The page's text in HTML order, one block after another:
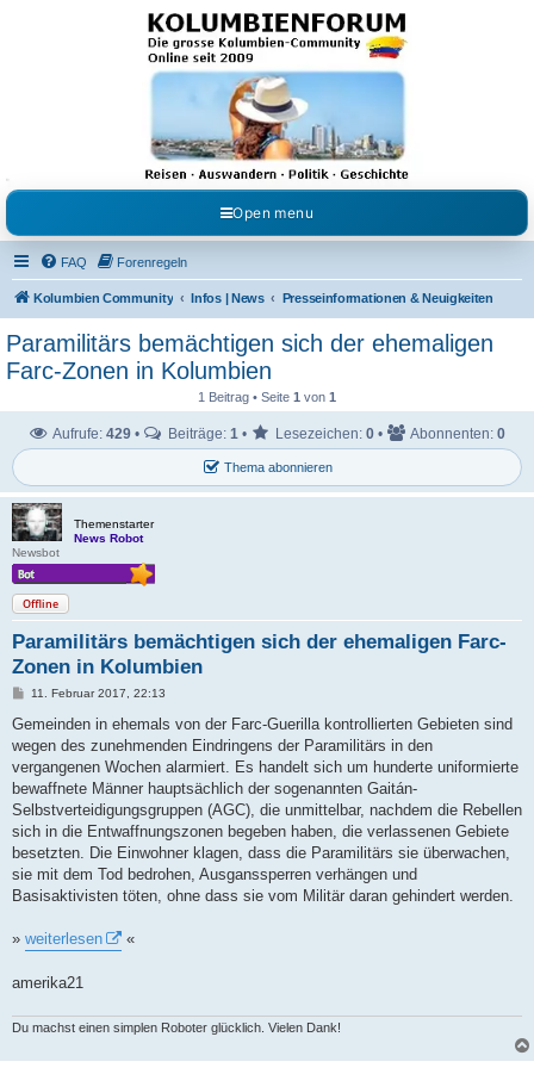
Kolumbienforum - Das
grosse Forum der
Freunde Kolumbiens
Reisen, Auswandern, Kultur, Politik, Geschichte und Visum in Kolumbien und Venezuela.
Austausch, Erfahrungen und Gemeinschaft im Kolumbienforum
Open menu
FAQ Forenregeln
Kolumbien Community Infos | News Presseinformationen & Neuigkeiten
Paramilitärs bemächtigen sich der ehemaligen
Farc-Zonen in Kolumbien
1 Beitrag • Seite 1 von 1
Thema abonnieren
Aufrufe: 429 • Beiträge: 1 • Lesezeichen: 0 • Abonnenten: 0
Themenstarter
News Robot
Newsbot
Offline
Paramilitärs bemächtigen sich der ehemaligen Farc-
Zonen in Kolumbien
B
i
r
a
11. Februar 2017, 22:13
Gemeinden in ehemals von der Farc-Guerilla kontrollierten Gebieten sind
wegen des zunehmenden Eindringens der Paramilitärs in den
vergangenen Wochen alarmiert. Es handelt sich um hunderte uniformierte
bewaffnete Männer hauptsächlich der sogenannten Gaitán-
Selbstverteidigungsgruppen (AGC), die unmittelbar, nachdem die Rebellen
sich in die Entwaffnungszonen begeben haben, die verlassenen Gebiete
besetzten. Die Einwohner klagen, dass die Paramilitärs sie überwachen,
sie mit dem Tod bedrohen, Ausganssperren verhängen und
Basisaktivisten töten, ohne dass sie vom Militär daran gehindert werden.
» weiterlesen «
amerika21
Du machst einen simplen Roboter glücklich. Vielen Dank!